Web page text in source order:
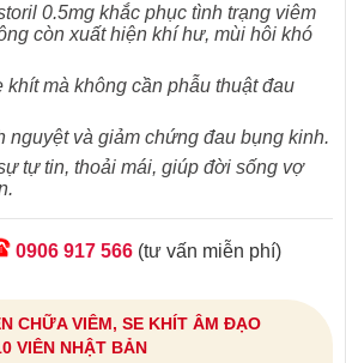
0.5mg khắc phục tình trạng viêm
còn xuất hiện khí hư, mùi hôi khó
mà không cần phẫu thuật đau
nguyệt và giảm chứng đau bụng kinh.
tự tin, thoải mái, giúp đời sống vợ
0906 917 566 (tư vấn miễn phí)
CHỮA VIÊM, SE KHÍT ÂM ĐẠO
VIÊN NHẬT BẢN